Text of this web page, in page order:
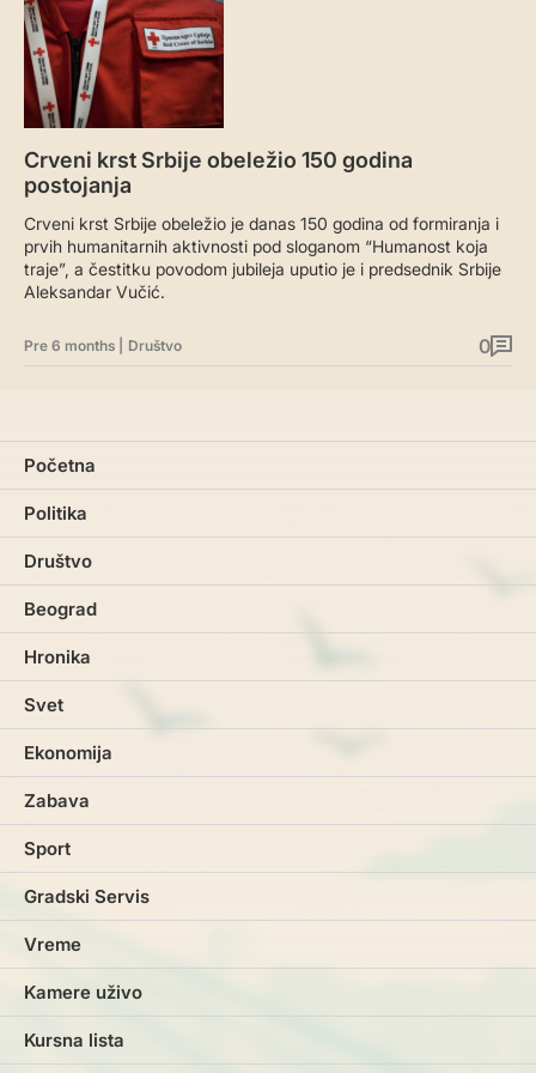
Crveni krst Srbije obeležio 150 godina
postojanja
Crveni krst Srbije obeležio je danas 150 godina od formiranja i
prvih humanitarnih aktivnosti pod sloganom “Humanost koja
traje”, a čestitku povodom jubileja uputio je i predsednik Srbije
Aleksandar Vučić.
Pre 6 months Društvo 0
Početna
Politika
Društvo
Beograd
Hronika
Svet
Ekonomija
Zabava
Sport
Gradski Servis
Vreme
Kamere uživo
Kursna lista